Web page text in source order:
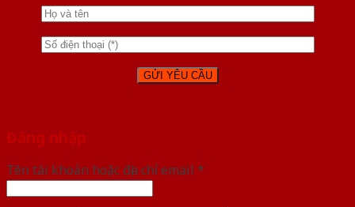
Đăng nhập
Tên tài khoản hoặc địa chỉ email *